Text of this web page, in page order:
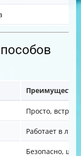
Преимущества
Просто,
Работает в
Безопасно,